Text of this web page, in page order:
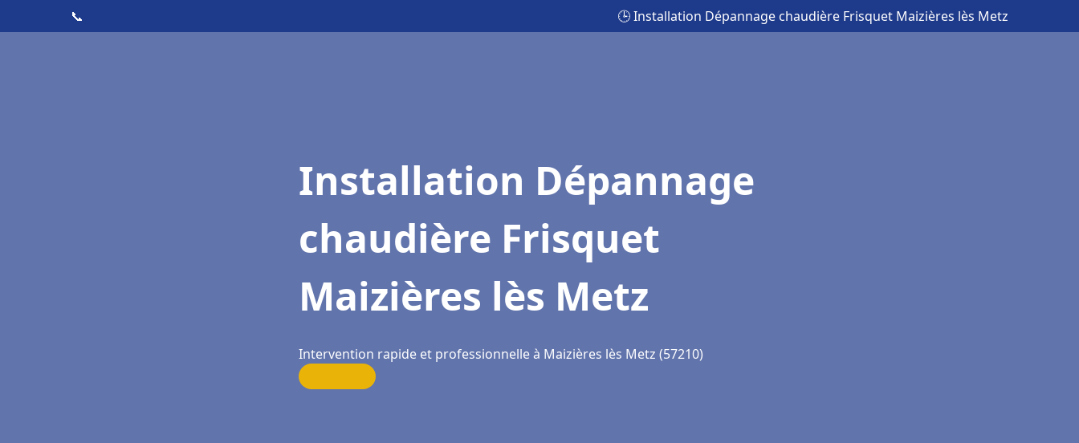
📞 🕒 Installation Dépannage chaudière Frisquet Maizières lès Metz
Installation Dépannage
chaudière Frisquet
Maizières lès Metz
Intervention rapide et professionnelle à Maizières lès Metz (57210)